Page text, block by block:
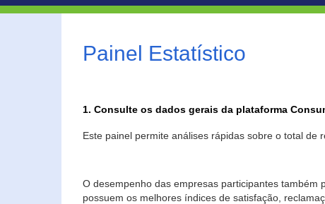
Painel Estatístico
1. Consulte os dados gerais da plataforma
Este painel permite análises rápidas sobre o total de
O desempenho das empresas participantes também
possuem os melhores índices de satisfação,